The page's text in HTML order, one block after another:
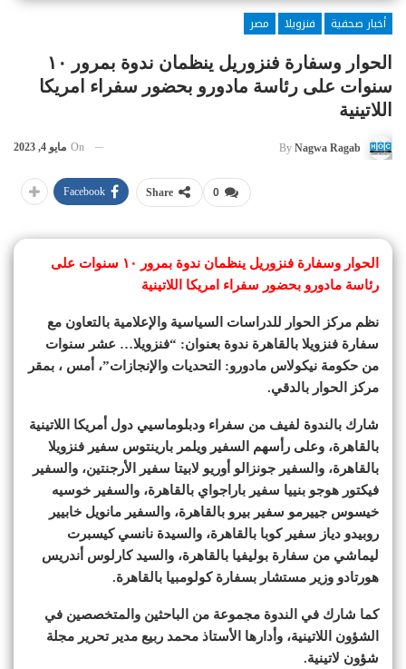
أخبار صحفية فنزويلا
مصر
الحوار وسفارة فنزوريل ينظمان ندوة بمرور ١٠
سنوات على رئاسة مادورو بحضور سفراء امريكا
اللاتينية
By Nagwa Ragab
On مايو 4, 2023
0
Share
Facebook
الحوار وسفارة فنزوريل ينظمان ندوة بمرور ١٠ سنوات على
رئاسة مادورو بحضور سفراء امريكا اللاتينية
نظم مركز الحوار للدراسات السياسية والإعلامية بالتعاون مع
سفارة فنزويلا بالقاهرة ندوة بعنوان: “فنزويلا… عشر سنوات
من حكومة نيكولاس مادورو: التحديات والإنجازات”، أمس ، بمقر
مركز الحوار بالدقي.
شارك بالندوة لفيف من سفراء ودبلوماسيي دول أمريكا اللاتينية
بالقاهرة، وعلى رأسهم السفير ويلمر بارينتوس سفير فنزويلا
بالقاهرة، والسفير جونزالو أوريو لابيتا سفير الأرجنتين، والسفير
فيكتور هوجو بنييا سفير باراجواي بالقاهرة، والسفير خوسيه
خيسوس جييرمو سفير بيرو بالقاهرة، والسفير مانويل خابيير
روبيدو دياز سفير كوبا بالقاهرة، والسيدة نانسي كيسبرت
ليماشي من سفارة بوليفيا بالقاهرة، والسيد كارلوس أندريس
هورتادو وزير مستشار بسفارة كولومبيا بالقاهرة.
كما شارك في الندوة مجموعة من الباحثين والمتخصصين في
الشؤون اللاتينية، وأدارها الأستاذ محمد ربيع مدير تحرير مجلة
شؤون لاتينية.